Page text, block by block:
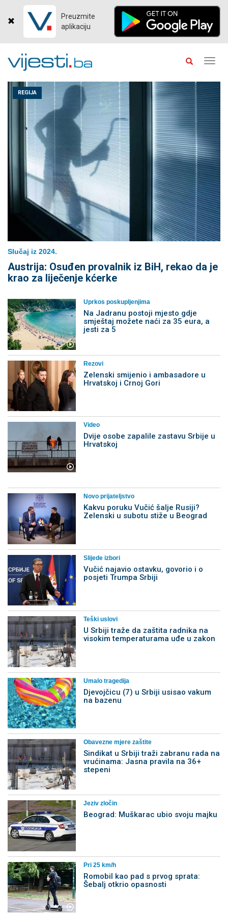
Preuzmite
aplikaciju
REGIJA
Slučaj iz 2024.
Austrija: Osuđen provalnik iz BiH, rekao da je
krao za liječenje kćerke
Uprkos poskupljenjima
Na Jadranu postoji mjesto gdje
smještaj možete naći za 35 eura, a
jesti za 5
Rezovi
Zelenski smijenio i ambasadore u
Hrvatskoj i Crnoj Gori
Video
Dvije osobe zapalile zastavu Srbije u
Hrvatskoj
Novo prijateljstvo
Kakvu poruku Vučić šalje Rusiji?
Zelenski u subotu stiže u Beograd
Slijede izbori
Vučić najavio ostavku, govorio i o
posjeti Trumpa Srbiji
Teški uslovi
U Srbiji traže da zaštita radnika na
visokim temperaturama uđe u zakon
Umalo tragedija
Djevojčicu (7) u Srbiji usisao vakum
na bazenu
Obavezne mjere zaštite
Sindikat u Srbiji traži zabranu rada na
vrućinama: Jasna pravila na 36+
stepeni
Jeziv zločin
Beograd: Muškarac ubio svoju majku
Pri 25 km/h
Romobil kao pad s prvog sprata:
Šebalj otkrio opasnosti